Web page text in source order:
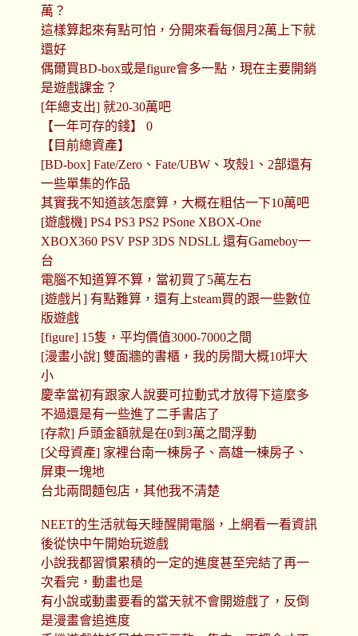
萬？
這樣算起來有點可怕，分開來看每個月2萬上下就
還好
偶爾買BD-box或是figure會多一點，現在主要開銷
是遊戲課金？
[年總支出] 就20-30萬吧
【一年可存的錢】 0
【目前總資產】
[BD-box] Fate/Zero、Fate/UBW、攻殼1、2部還有
一些單集的作品
其實我不知道該怎麼算，大概在粗估一下10萬吧
[遊戲機] PS4 PS3 PS2 PSone XBOX-One
XBOX360 PSV PSP 3DS NDSLL 還有Gameboy一
台
電腦不知道算不算，當初買了5萬左右
[遊戲片] 有點難算，還有上steam買的跟一些數位
版遊戲
[figure] 15隻，平均價值3000-7000之間
[漫畫小說] 雙面牆的書櫃，我的房間大概10坪大
小
慶幸當初有跟家人說要可拉動式才放得下這麼多
不過還是有一些進了二手書店了
[存款] 戶頭金額就是在0到3萬之間浮動
[父母資產] 家裡台南一棟房子、高雄一棟房子、
屏東一塊地
台北兩間麵包店，其他我不清楚
NEET的生活就每天睡醒開電腦，上網看一看資訊
後從快中午開始玩遊戲
小說我都習慣累積的一定的進度甚至完結了再一
次看完，動畫也是
有小說或動畫要看的當天就不會開遊戲了，反倒
是漫畫會追進度